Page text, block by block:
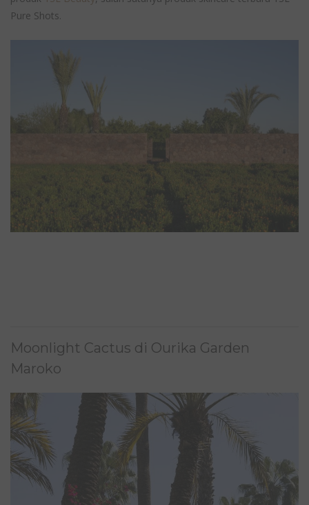
Pure Shots.
Moonlight Cactus di Ourika Garden
Maroko